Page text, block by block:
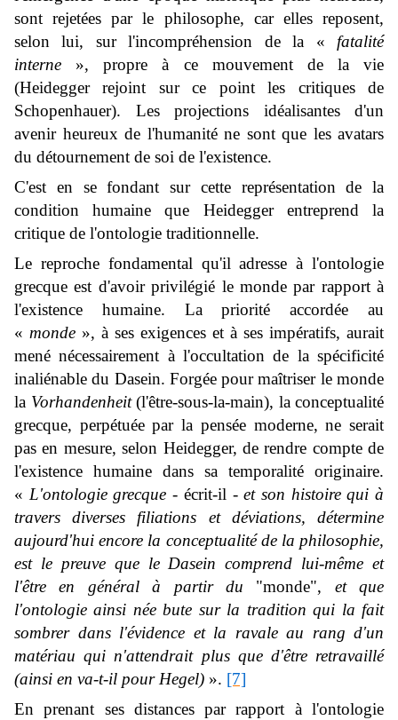
sont rejetées par le philosophe, car elles reposent,
selon lui, sur l'incompréhension de la « fatalité
interne », propre à ce mouvement de la vie
(Heidegger rejoint sur ce point les critiques de
Schopenhauer). Les projections idéalisantes d'un
avenir heureux de l'humanité ne sont que les avatars
du détournement de soi de l'existence.
C'est en se fondant sur cette représentation de la
condition humaine que Heidegger entreprend la
critique de l'ontologie traditionnelle.
Le reproche fondamental qu'il adresse à l'ontologie
grecque est d'avoir privilégié le monde par rapport à
l'existence humaine. La priorité accordée au
« monde », à ses exigences et à ses impératifs, aurait
mené nécessairement à l'occultation de la spécificité
inaliénable du Dasein. Forgée pour maîtriser le monde
la Vorhandenheit(l'être-sous-la-main), la conceptualité
grecque, perpétuée par la pensée moderne, ne serait
pas en mesure, selon Heidegger, de rendre compte de
l'existence humaine dans sa temporalité originaire.
« L'ontologie grecque - écrit-il -et son histoire qui à
travers diverses filiations et déviations, détermine
aujourd'hui encore la conceptualité de la philosophie,
est le preuve que le Dasein comprend lui-même et
l'être en général à partir du "monde", et que
l'ontologie ainsi née bute sur la tradition qui la fait
sombrer dans l'évidence et la ravale au rang d'un
matériau qui n'attendrait plus que d'être retravaillé
(ainsi en va-t-il pour Hegel) ». [7]
En prenant ses distances par rapport à l'ontologie